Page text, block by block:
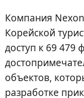
Компания
Корейской
доступ к 69 479
объектов,
разработке